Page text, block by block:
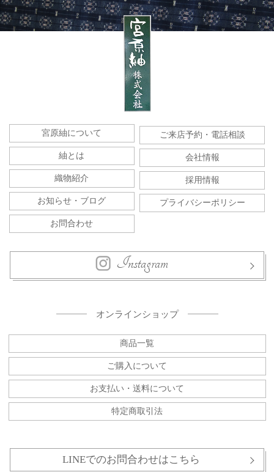
宮原紬について
紬とは
織物紹介
お知らせ・ブログ
お問合わせ
ご来店予約・電話相談
会社情報
採用情報
プライバシーポリシー
Instagram
オンラインショップ
商品一覧
ご購入について
お支払い・送料について
特定商取引法
LINEでのお問合わせはこちら